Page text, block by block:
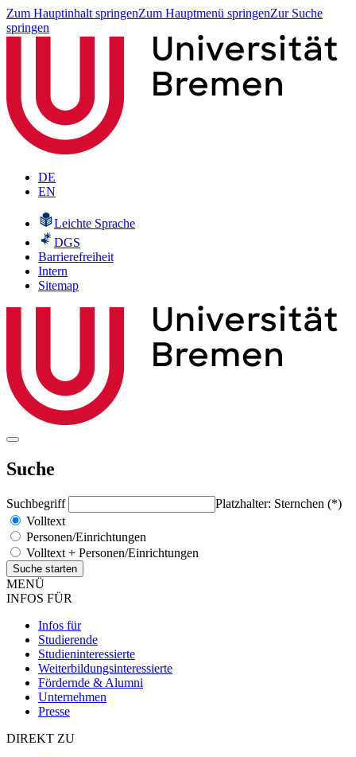
Zum Hauptinhalt springenZum Hauptmenü springenZur Suche
springen
DE
EN
Leichte Sprache
DGS
Barrierefreiheit
Intern
Sitemap
Suche
Suchbegriff
Platzhalter: Sternchen (*)
Volltext
Personen/Einrichtungen
Volltext + Personen/Einrichtungen
MENÜ
INFOS FÜR
Infos für
Studierende
Studieninteressierte
Weiterbildungsinteressierte
Fördernde & Alumni
Unternehmen
Presse
DIREKT ZU